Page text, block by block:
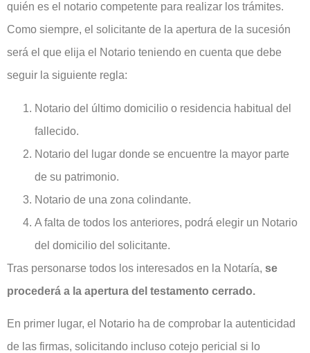
quién es el notario competente para realizar los trámites.
Como siempre, el solicitante de la apertura de la sucesión
será el que elija el Notario teniendo en cuenta que debe
seguir la siguiente regla:
Notario del último domicilio o residencia habitual del
fallecido.
Notario del lugar donde se encuentre la mayor parte
de su patrimonio.
Notario de una zona colindante.
A falta de todos los anteriores, podrá elegir un Notario
del domicilio del solicitante.
Tras personarse todos los interesados en la Notaría, se
procederá a la apertura del testamento cerrado.
En primer lugar, el Notario ha de comprobar la autenticidad
de las firmas, solicitando incluso cotejo pericial si lo